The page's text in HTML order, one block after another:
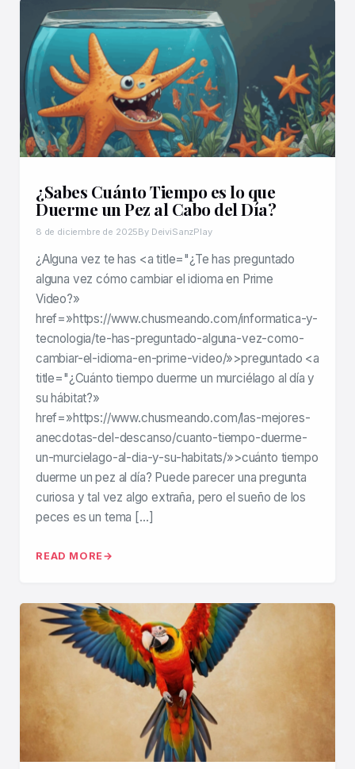
¿Sabes Cuánto Tiempo es lo que
Duerme un Pez al Cabo del Día?
8 de diciembre de 2025By DeiviSanzPlay
¿Alguna vez te has <a title="¿Te has preguntado
alguna vez cómo cambiar el idioma en Prime
Video?»
href=»https://www.chusmeando.com/informatica-y-
tecnologia/te-has-preguntado-alguna-vez-como-
cambiar-el-idioma-en-prime-video/»>preguntado <a
title="¿Cuánto tiempo duerme un murciélago al día y
su hábitat?»
href=»https://www.chusmeando.com/las-mejores-
anecdotas-del-descanso/cuanto-tiempo-duerme-
un-murcielago-al-dia-y-su-habitats/»>cuánto tiempo
duerme un pez al día? Puede parecer una pregunta
curiosa y tal vez algo extraña, pero el sueño de los
peces es un tema […]
READ MORE